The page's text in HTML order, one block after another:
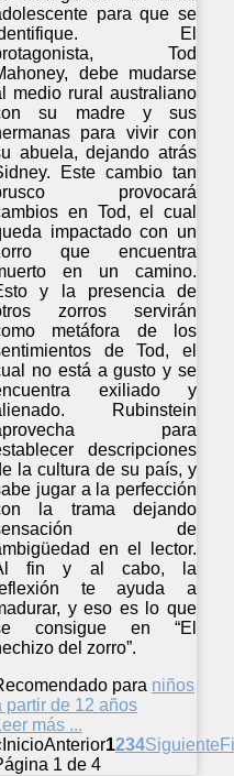
para que se
El
Tod
debe mudarse
medio rural australiano
su madre y sus
para vivir con
abuela, dejando atrás
Este cambio tan
provocará
en Tod, el cual
impactado con un
que encuentra
en un camino.
y la presencia de
zorros servirán
metáfora de los
de Tod, el
no está a gusto y se
exiliado y
Rubinstein
para
descripciones
la cultura de su país, y
jugar a la perfección
la trama dejando
de
en el lector.
fin y al cabo, la
te ayuda a
y eso es lo que
consigue en “El
del zorro”.
para niños
partir de 12 años
más ...
InicioAnterior1234Siguiente
1 de 4